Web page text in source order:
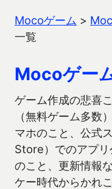
Mocoゲーム >
一覧
Mocoゲー
ゲーム作成の悲喜
（無料ゲーム多数
マホのこと、公式
Store）でのアプ
のこと、更新情報
ケー時代からかれ